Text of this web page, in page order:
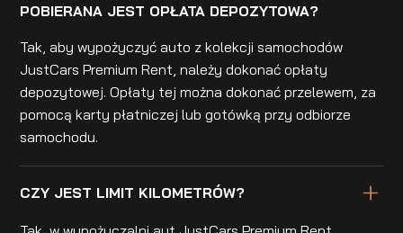
POBIERANA JEST OPŁATA DEPOZYTOWA?
Tak, aby wypożyczyć auto z kolekcji samochodów
JustCars Premium Rent, należy dokonać opłaty
depozytowej. Opłaty tej można dokonać przelewem, za
pomocą karty płatniczej lub gotówką przy odbiorze
samochodu.
CZY JEST LIMIT KILOMETRÓW?